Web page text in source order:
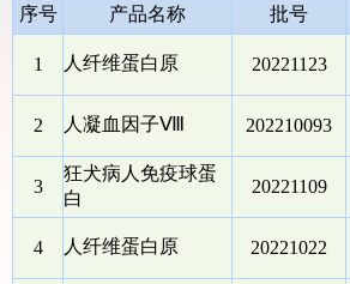
序号
产品名称 批号
1 人纤维蛋白原 20221123
2 人凝血因子Ⅷ 202210093
3
狂犬病人免疫球蛋
白
20221109
4 人纤维蛋白原 20221022